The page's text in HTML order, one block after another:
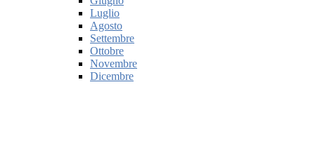
Luglio
Agosto
Settembre
Ottobre
Novembre
Dicembre